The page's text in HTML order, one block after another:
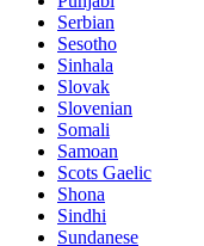
Serbian
Sesotho
Sinhala
Slovak
Slovenian
Somali
Samoan
Scots Gaelic
Shona
Sindhi
Sundanese